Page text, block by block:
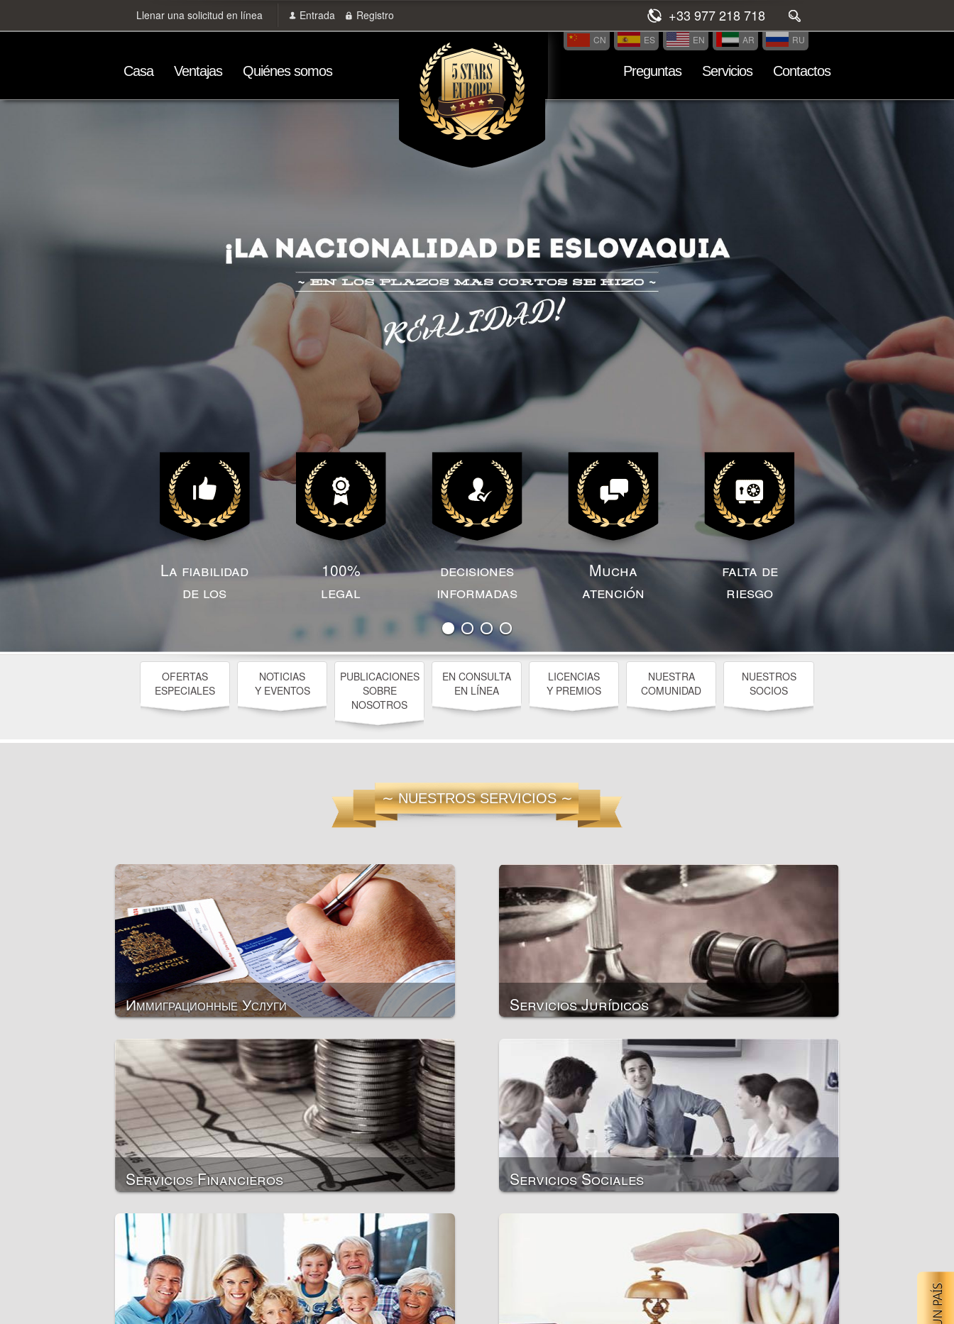
Llenar una solicitud en línea Entrada Registro +33 977 218 718
Сasa Ventajas Quiénes somos Preguntas Servicios Contactos
RU
AR
EN
ES
CN
La fiabilidad
de los
100%
legal
decisiones
informadas
Mucha
atención
falta de
riesgo
OFERTAS
ESPECIALES
NOTICIAS
Y EVENTOS
PUBLICACIONES
SOBRE
NOSOTROS
EN CONSULTA
EN LÍNEA
LICENCIAS
Y PREMIOS
NUESTRA
COMUNIDAD
NUESTROS
SOCIOS
∼ NUESTROS SERVICIOS ∼
Иммиграционные Услуги
Segunda ciudadanía
Permisos de residencia
Residencia permanente
Inmigración de negocios
Apoyo en los trámites de visado
Servicios Jurídicos
Representación de intereses en el extranjero
Apertura de cuentas
Permisos para llevar a cabo la actividad comercial
Registro de bienes inmuebles
Registro de bienes muebles
Servicios Financieros
Créditos empresariales
Servicios de contabilidad
Servicios de auditoría
Asesoramiento financiero
Preparación precontractual
Servicios Sociales